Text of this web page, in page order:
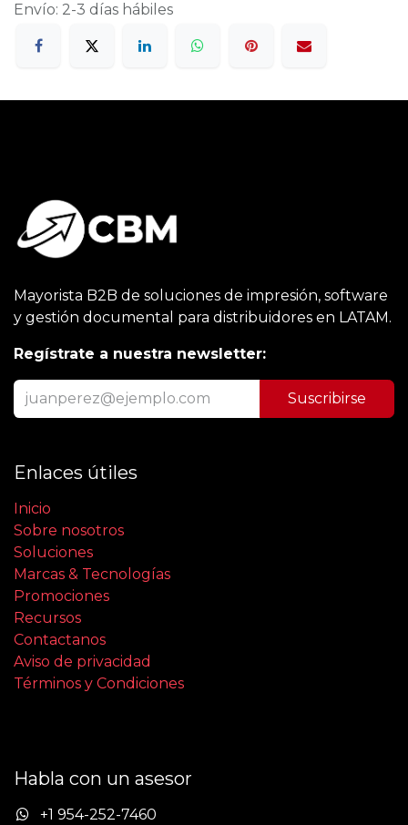
Envío: 2-3 días hábiles
Mayorista B2B de soluciones de impresión, software
y gestión documental para distribuidores en LATAM.
Regístrate a nuestra newsletter:
Suscribirse
Enlaces útiles
Inicio
Sobre nosotros
Soluciones
Marcas & Tecnologías
Promociones
Recursos
Contactanos
Aviso de privacidad
Términos y Condiciones
Habla con un asesor
+1 954-252-7460